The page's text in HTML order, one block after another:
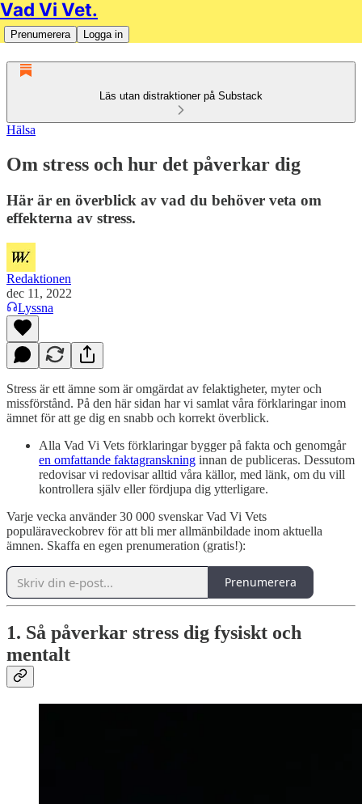
Vad Vi Vet.
Prenumerera Logga in
Läs utan distraktioner på Substack
Hälsa
Om stress och hur det påverkar dig
Här är en överblick av vad du behöver veta om
effekterna av stress.
Redaktionen
dec 11, 2022
Lyssna
Stress är ett ämne som är omgärdat av felaktigheter, myter och
missförstånd. På den här sidan har vi samlat våra förklaringar inom
ämnet för att ge dig en snabb och korrekt överblick.
Alla Vad Vi Vets förklaringar bygger på fakta och genomgår
en omfattande faktagranskning innan de publiceras. Dessutom
redovisar vi redovisar alltid våra källor, med länk, om du vill
kontrollera själv eller fördjupa dig ytterligare.
Varje vecka använder 30 000 svenskar Vad Vi Vets
populäraveckobrev för att bli mer allmänbildade inom aktuella
ämnen. Skaffa en egen prenumeration (gratis!):
Prenumerera
1. Så påverkar stress dig fysiskt och
mentalt